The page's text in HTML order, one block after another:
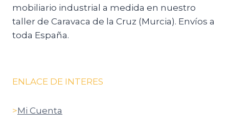
mobiliario industrial a medida en nuestro
taller de Caravaca de la Cruz (Murcia). Envíos a
toda España.
ENLACE DE INTERES
>Mi Cuenta